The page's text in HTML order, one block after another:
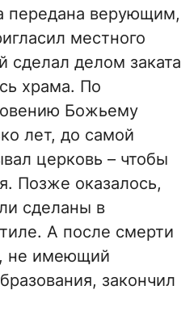
передана верующим,
местного
сделал делом заката
храма. По
Божьему
лет, до самой
церковь – чтобы
Позже оказалось,
сделаны в
А после смерти
не имеющий
закончил